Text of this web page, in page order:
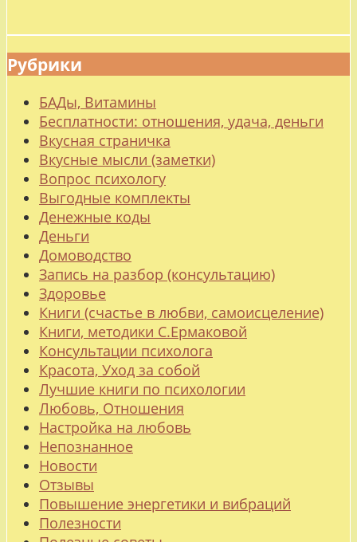
Рубрики
БАДы, Витамины
Бесплатности: отношения, удача, деньги
Вкусная страничка
Вкусные мысли (заметки)
Вопрос психологу
Выгодные комплекты
Денежные коды
Деньги
Домоводство
Запись на разбор (консультацию)
Здоровье
Книги (счастье в любви, самоисцеление)
Книги, методики С.Ермаковой
Консультации психолога
Красота, Уход за собой
Лучшие книги по психологии
Любовь, Отношения
Настройка на любовь
Непознанное
Новости
Отзывы
Повышение энергетики и вибраций
Полезности